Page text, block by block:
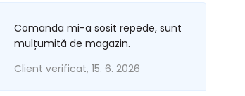
Comanda mi-a sosit repede, sunt
mulțumită de magazin.
Client verificat, 15. 6. 2026